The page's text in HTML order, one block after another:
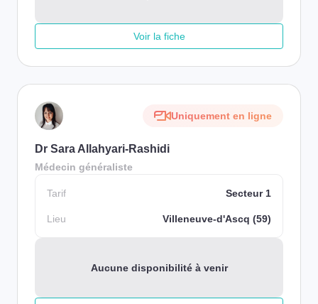
Voir la fiche
Uniquement en ligne
Dr Sara Allahyari-Rashidi
Médecin généraliste
Tarif Secteur 1
Lieu Villeneuve-d'Ascq (59)
Aucune disponibilité à venir